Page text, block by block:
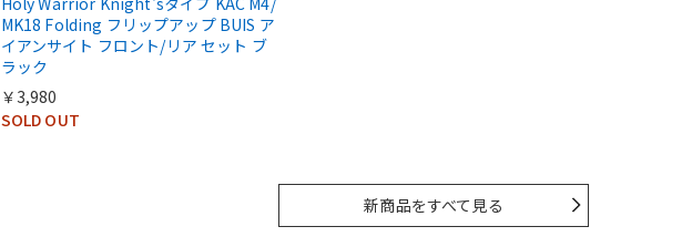
MK18 Folding フリップアップ BUIS ア
イアンサイト フロント/リア セット ブ
ラック
￥3,980
SOLD OUT
新商品をすべて見る